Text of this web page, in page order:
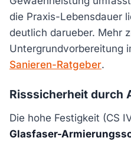
die Praxis-Lebensdauer
deutlich darueber. Mehr
Untergrundvorbereitung
Sanieren-Ratgeber.
Risssicherheit durch
Die hohe Festigkeit (CS
Glasfaser-